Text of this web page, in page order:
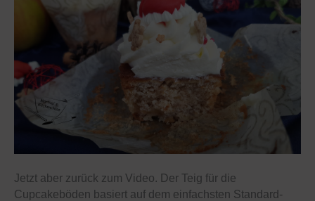
Jetzt aber zurück zum Video. Der Teig für die
Cupcakeböden basiert auf dem einfachsten Standard-